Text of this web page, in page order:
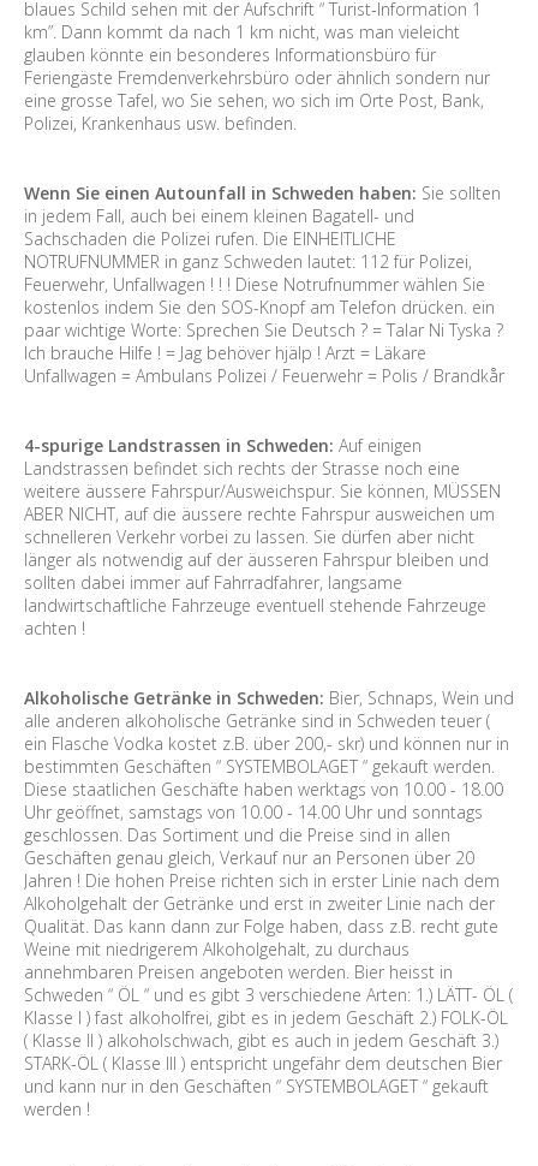
blaues Schild sehen mit der Aufschrift “ Turist-Information 1
km”. Dann kommt da nach 1 km nicht, was man vieleicht
glauben könnte ein besonderes Informationsbüro für
Feriengäste Fremdenverkehrsbüro oder ähnlich sondern nur
eine grosse Tafel, wo Sie sehen, wo sich im Orte Post, Bank,
Polizei, Krankenhaus usw. befinden.
Wenn Sie einen Autounfall in Schweden haben: Sie sollten
in jedem Fall, auch bei einem kleinen Bagatell- und
Sachschaden die Polizei rufen. Die EINHEITLICHE
NOTRUFNUMMER in ganz Schweden lautet: 112 für Polizei,
Feuerwehr, Unfallwagen ! ! ! Diese Notrufnummer wählen Sie
kostenlos indem Sie den SOS-Knopf am Telefon drücken. ein
paar wichtige Worte: Sprechen Sie Deutsch ? = Talar Ni Tyska ?
Ich brauche Hilfe ! = Jag behöver hjälp ! Arzt = Läkare
Unfallwagen = Ambulans Polizei / Feuerwehr = Polis / Brandkår
4-spurige Landstrassen in Schweden: Auf einigen
Landstrassen befindet sich rechts der Strasse noch eine
weitere äussere Fahrspur/Ausweichspur. Sie können, MÜSSEN
ABER NICHT, auf die äussere rechte Fahrspur ausweichen um
schnelleren Verkehr vorbei zu lassen. Sie dürfen aber nicht
länger als notwendig auf der äusseren Fahrspur bleiben und
sollten dabei immer auf Fahrradfahrer, langsame
landwirtschaftliche Fahrzeuge eventuell stehende Fahrzeuge
achten !
Alkoholische Getränke in Schweden: Bier, Schnaps, Wein und
alle anderen alkoholische Getränke sind in Schweden teuer (
ein Flasche Vodka kostet z.B. über 200,- skr) und können nur in
bestimmten Geschäften “ SYSTEMBOLAGET “ gekauft werden.
Diese staatlichen Geschäfte haben werktags von 10.00 - 18.00
Uhr geöffnet, samstags von 10.00 - 14.00 Uhr und sonntags
geschlossen. Das Sortiment und die Preise sind in allen
Geschäften genau gleich, Verkauf nur an Personen über 20
Jahren ! Die hohen Preise richten sich in erster Linie nach dem
Alkoholgehalt der Getränke und erst in zweiter Linie nach der
Qualität. Das kann dann zur Folge haben, dass z.B. recht gute
Weine mit niedrigerem Alkoholgehalt, zu durchaus
annehmbaren Preisen angeboten werden. Bier heisst in
Schweden “ ÖL “ und es gibt 3 verschiedene Arten: 1.) LÄTT- ÖL (
Klasse I ) fast alkoholfrei, gibt es in jedem Geschäft 2.) FOLK-ÖL
( Klasse II ) alkoholschwach, gibt es auch in jedem Geschäft 3.)
STARK-ÖL ( Klasse III ) entspricht ungefähr dem deutschen Bier
und kann nur in den Geschäften “ SYSTEMBOLAGET “ gekauft
werden !